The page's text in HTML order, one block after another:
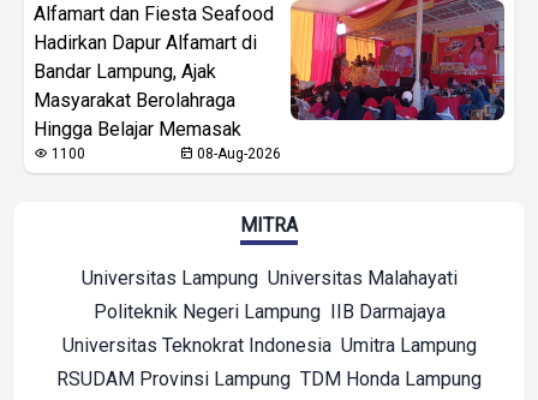
Alfamart dan Fiesta Seafood
Hadirkan Dapur Alfamart di
Bandar Lampung, Ajak
Masyarakat Berolahraga
Hingga Belajar Memasak
1100 08-Aug-2026
MITRA
Universitas Lampung Universitas Malahayati
Politeknik Negeri Lampung IIB Darmajaya
Universitas Teknokrat Indonesia Umitra Lampung
RSUDAM Provinsi Lampung TDM Honda Lampung